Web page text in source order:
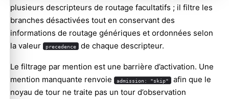
plusieurs descripteurs de routage facultatifs ; il filtre les
branches désactivées tout en conservant des
informations de routage génériques et ordonnées selon
la valeur
precedence de chaque descripteur.
Le filtrage par mention est une barrière d’activation. Une
mention manquante renvoie
admission: "skip" afin que le
noyau de tour ne traite pas un tour d’observation